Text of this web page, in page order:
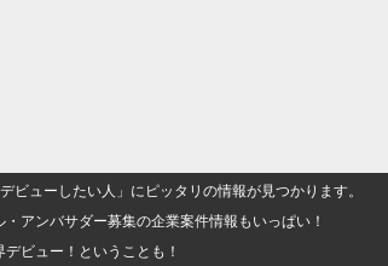
ューしたい人」にピッタリの情報が見つかります。
アンバサダー募集の企業案件情報もいっぱい！
ビュー！ということも！